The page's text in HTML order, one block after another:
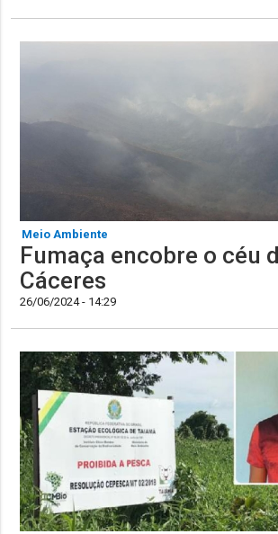
Meio Ambiente
Fumaça encobre o céu
Cáceres
26/06/2024 - 14:29